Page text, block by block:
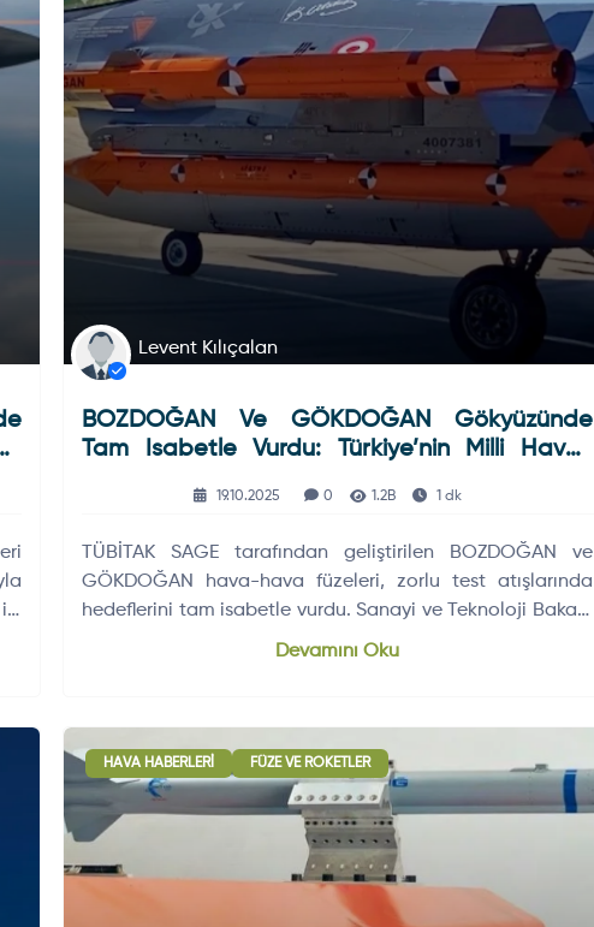
Levent Kılıçalan
BOZDOĞAN Ve GÖKDOĞAN Gökyüzünde
Tam Isabetle Vurdu: Türkiye’nin Milli Hava-
19.10.2025 0 1.2B 1 dk
TÜBİTAK SAGE tarafından geliştirilen BOZDOĞAN ve
GÖKDOĞAN hava-hava füzeleri, zorlu test atışlarında
hedeflerini tam isabetle vurdu. Sanayi ve Teknoloji Bakanı
Kacır, füzeleri “gök vatanın iki pençesi” olarak nitelendirdi.
Devamını Oku
HAVA HABERLERI FÜZE VE ROKETLER